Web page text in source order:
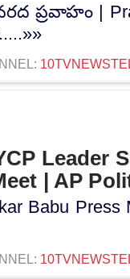
ప్రవాహం |
Leader
| AP
Babu Press